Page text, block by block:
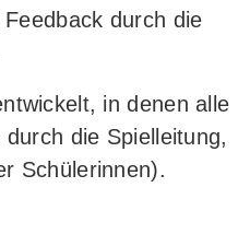
durch die
in denen alle
die Spiel­lei­tung,
Schülerinnen).